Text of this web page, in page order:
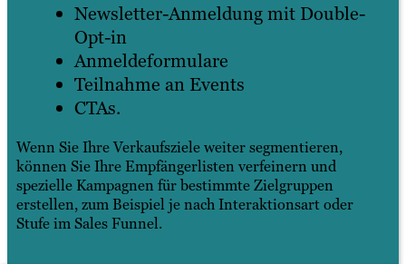
Newsletter-Anmeldung mit Double-
Opt-in
Anmeldeformulare
Teilnahme an Events
CTAs.
Wenn Sie Ihre Verkaufsziele weiter segmentieren,
können Sie Ihre Empfängerlisten verfeinern und
spezielle Kampagnen für bestimmte Zielgruppen
erstellen, zum Beispiel je nach Interaktionsart oder
Stufe im Sales Funnel.